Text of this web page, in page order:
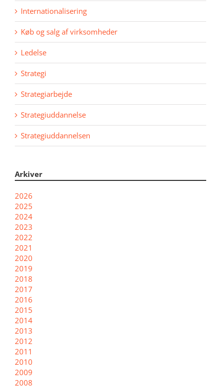
Internationalisering
Køb og salg af virksomheder
Ledelse
Strategi
Strategiarbejde
Strategiuddannelse
Strategiuddannelsen
Arkiver
2026
2025
2024
2023
2022
2021
2020
2019
2018
2017
2016
2015
2014
2013
2012
2011
2010
2009
2008